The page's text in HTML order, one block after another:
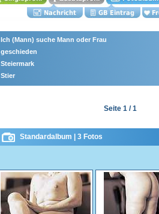
Ich (Mann) suche Mann oder Frau
geschieden
Steiermark
Stier
Seite 1 / 1
Standardalbum | 3 Fotos